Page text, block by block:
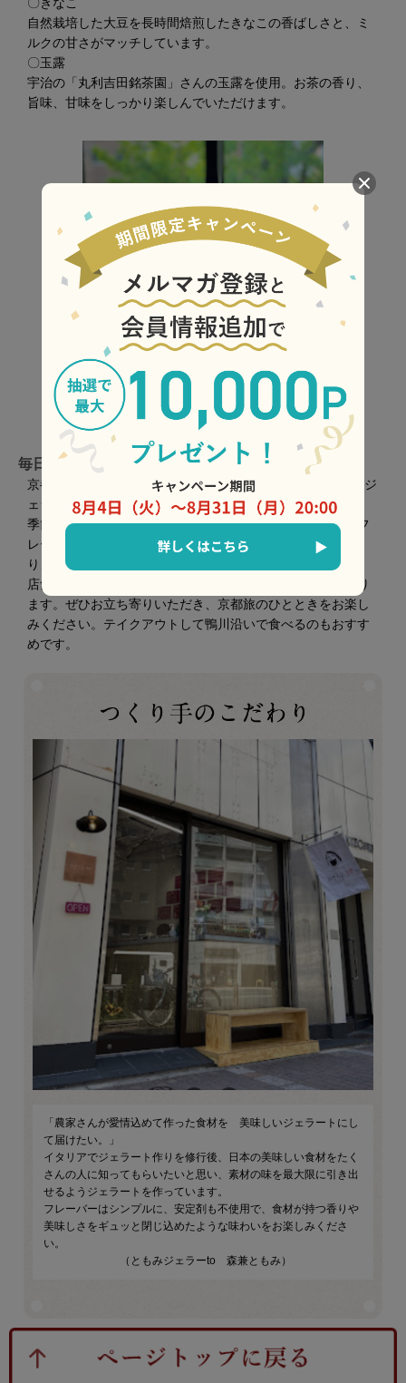
自然栽培した大豆を長時間焙煎したきなこの香ばしさと、ミ
ルクの甘さがマッチしています。
〇玉露
宇治の「丸利吉田銘茶園」さんの玉露を使用。お茶の香り、
旨味、甘味をしっかり楽しんでいただけます。
毎日通いたくなるジェラート屋さん
京都鴨川に架かる五条大橋から徒歩約5分の場所に「ともみジ
ェラーto」はあります。
季節の果物や野菜など、その素材が一番美味しい時に作るフ
レーバーや、ともみさんのひらめきで作るフレーバーがあ
り、行くたびに新しいジェラートに出会えます。
店舗限定のパフェや、お酒と一緒に食べるジェラートもあり
ます。ぜひお立ち寄りいただき、京都旅のひとときをお楽し
みください。テイクアウトして鴨川沿いで食べるのもおすす
めです。
「農家さんが愛情込めて作った食材を 美味しいジェラートにし
て届けたい。」
イタリアでジェラート作りを修行後、日本の美味しい食材をたく
さんの人に知ってもらいたいと思い、素材の味を最大限に引き出
せるようジェラートを作っています。
フレーバーはシンプルに、安定剤も不使用で、食材が持つ香りや
美味しさをギュッと閉じ込めたような味わいをお楽しみくださ
い。
（ともみジェラーto 森兼ともみ）